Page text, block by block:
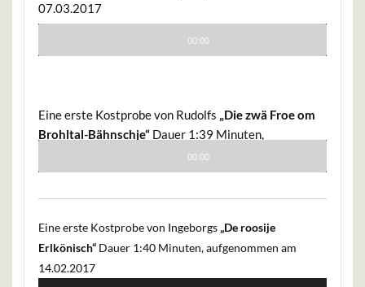
07.03.2017
00:00
to
increase
volume.
Eine erste Kostprobe von Rudolfs „Die zwä Froe om
Brohltal-Bähnschje“ Dauer 1:39 Minuten,
aufgenommen am 07.03.2017
Player
00:00
Up/Down
Arrow
to
increase
or
Eine erste Kostprobe von Ingeborgs „De roosije
Erlkönisch“ Dauer 1:40 Minuten, aufgenommen am
14.02.2017